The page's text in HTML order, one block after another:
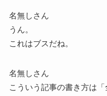
名無しさん
うん。
これはブスだね。
名無しさん
こういう記事の書き方は